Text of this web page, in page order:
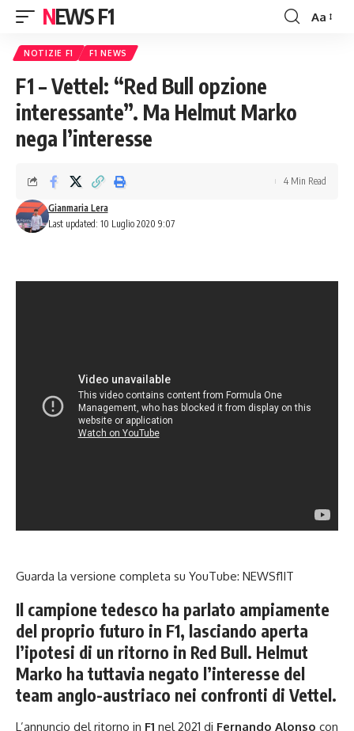
NEWS F1
Font
Aa
NOTIZIE F1 F1 NEWS
F1 – Vettel: “Red Bull opzione
interessante”. Ma Helmut Marko
nega l’interesse
Last updated: 10 Luglio 2020 9:07
Gianmaria Lera
4 Min Read
Guarda la versione completa su YouTube: NEWSf1IT
Il campione tedesco ha parlato ampiamente
del proprio futuro in F1, lasciando aperta
l’ipotesi di un ritorno in Red Bull. Helmut
Marko ha tuttavia negato l’interesse del
team anglo-austriaco nei confronti di Vettel.
L’annuncio del ritorno in F1 nel 2021 di Fernando Alonso con